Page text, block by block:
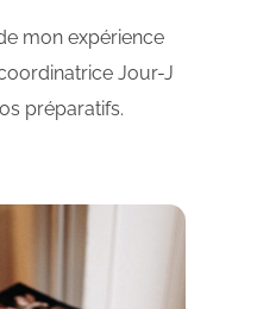
mon expérience
Jour-J
préparatifs.